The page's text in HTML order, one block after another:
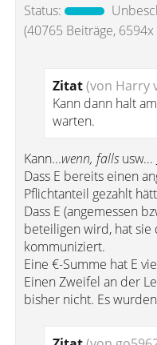
Status:
(40765 Beiträge,
Zitat(von Harry
Kann dann halt
warten.
Kann...wenn, fallsusw...
Dass E bereits einen
Pflichtanteil gezahlt
Dass E (angemessen
beteiligen wird, hat sie
kommuniziert.
Eine €-Summe hat E
Einen Zweifel an der
bisher nicht. Es